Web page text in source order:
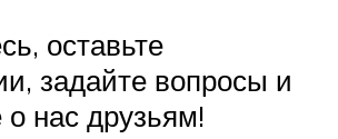
оставьте
задайте вопросы и
о нас друзьям!